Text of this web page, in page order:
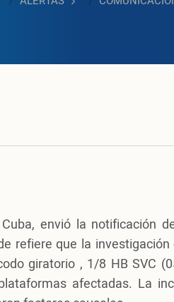
envió la notificación
refiere que la
giratorio , 1/8 HB SVC
afectadas. La